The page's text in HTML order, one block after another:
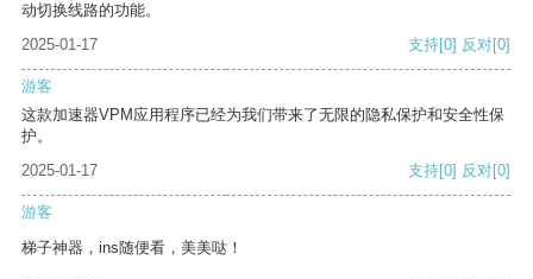
动切换线路的功能。
2025-01-17
支持[0] 反对[0]
游客
这款加速器VPM应用程序已经为我们带来了无限的隐私保护和安全性保
护。
2025-01-17
支持[0] 反对[0]
游客
梯子神器，ins随便看，美美哒！